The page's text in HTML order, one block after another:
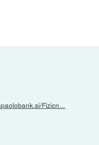
Fizicn...